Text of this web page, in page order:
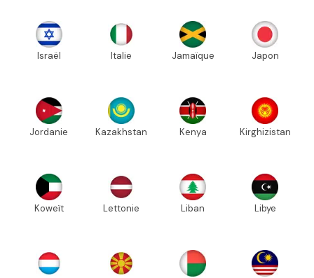
Israël Italie Jamaïque Japon
Jordanie Kazakhstan Kenya Kirghizistan
Koweït Lettonie Liban Libye